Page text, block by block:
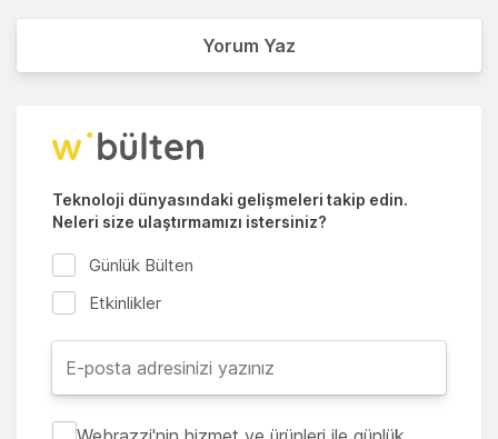
Yorum Yaz
Teknoloji dünyasındaki gelişmeleri takip edin.
Neleri size ulaştırmamızı istersiniz?
Günlük Bülten
Etkinlikler